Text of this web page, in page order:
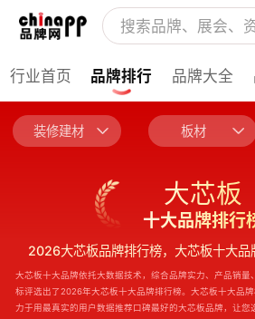
行业首页 品牌排行 品牌大全
大芯板
十大品牌排行
2026大芯板品牌排行榜，大芯板十大品
大芯板十大品牌依托大数据技术，综合品牌实力、产品销量
标评选出了2026年大芯板十大品牌排行榜。大芯板十大品
力于用最真实的用户数据推荐口碑最好的大芯板品牌，让
装修建材 板材